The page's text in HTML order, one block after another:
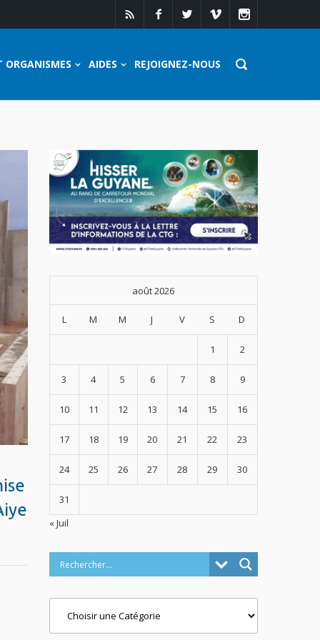
ORGANISMES AIDES REJOIGNEZ-NOUS
août 2026
L M M J V S D
1 2
3 4 5 6 7 8 9
10 11 12 13 14 15 16
17 18 19 20 21 22 23
24 25 26 27 28 29 30
31
« Juil